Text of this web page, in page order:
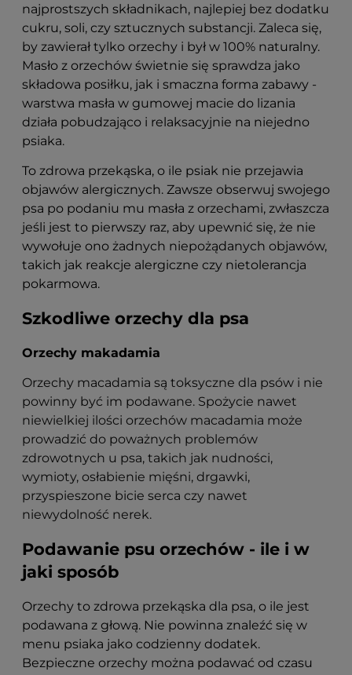
najprostszych składnikach, najlepiej bez dodatku
cukru, soli, czy sztucznych substancji. Zaleca się,
by zawierał tylko orzechy i był w 100% naturalny.
Masło z orzechów świetnie się sprawdza jako
składowa posiłku, jak i smaczna forma zabawy -
warstwa masła w gumowej macie do lizania
działa pobudzająco i relaksacyjnie na niejedno
psiaka.
To zdrowa przekąska, o ile psiak nie przejawia
objawów alergicznych. Zawsze obserwuj swojego
psa po podaniu mu masła z orzechami, zwłaszcza
jeśli jest to pierwszy raz, aby upewnić się, że nie
wywołuje ono żadnych niepożądanych objawów,
takich jak reakcje alergiczne czy nietolerancja
pokarmowa.
Szkodliwe orzechy dla psa
Orzechy makadamia
Orzechy macadamia są toksyczne dla psów i nie
powinny być im podawane. Spożycie nawet
niewielkiej ilości orzechów macadamia może
prowadzić do poważnych problemów
zdrowotnych u psa, takich jak nudności,
wymioty, osłabienie mięśni, drgawki,
przyspieszone bicie serca czy nawet
niewydolność nerek.
Podawanie psu orzechów - ile i w
jaki sposób
Orzechy to zdrowa przekąska dla psa, o ile jest
podawana z głową. Nie powinna znaleźć się w
menu psiaka jako codzienny dodatek.
Bezpieczne orzechy można podawać od czasu